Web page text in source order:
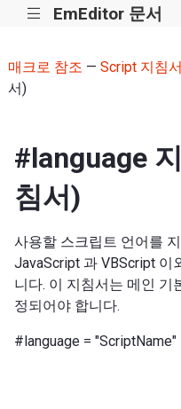
||| EmEditor 문서
매크로 참조 — Script 지침서
서)
#language
침서)
사용할 스크립트 언어를
JavaScript 과 VBScript 이
니다. 이 지침서는 메인 기
정되어야 합니다.
#language = "ScriptName"